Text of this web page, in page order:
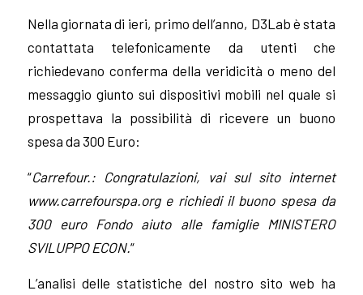
Nella giornata di ieri, primo dell’anno, D3Lab è stata
contattata telefonicamente da utenti che
richiedevano conferma della veridicità o meno del
messaggio giunto sui dispositivi mobili nel quale si
prospettava la possibilità di ricevere un buono
spesa da 300 Euro:
“Carrefour.: Congratulazioni, vai sul sito internet
www.carrefourspa.org e richiedi il buono spesa da
300 euro Fondo aiuto alle famiglie MINISTERO
SVILUPPO ECON. “
L’analisi delle statistiche del nostro sito web ha